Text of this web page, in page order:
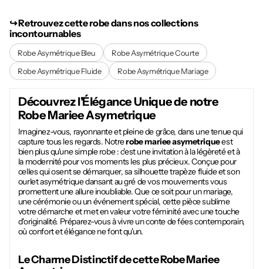
↪︎ Retrouvez cette robe dans nos collections
incontournables
Robe Asymétrique Bleu
Robe Asymétrique Courte
Robe Asymétrique Fluide
Robe Asymétrique Mariage
Découvrez l'Élégance Unique de notre
Robe Mariee Asymetrique
Imaginez-vous, rayonnante et pleine de grâce, dans une tenue qui
capture tous les regards. Notrerobe mariee asymetriqueest
bien plus qu'une simple robe : c'est une invitation à la légèreté et à
la modernité pour vos moments les plus précieux. Conçue pour
celles qui osent se démarquer, sa silhouette trapèze fluide et son
ourlet asymétrique dansant au gré de vos mouvements vous
promettent une allure inoubliable. Que ce soit pour un mariage,
une cérémonie ou un événement spécial, cette pièce sublime
votre démarche et met en valeur votre féminité avec une touche
d'originalité. Préparez-vous à vivre un conte de fées contemporain,
où confort et élégance ne font qu'un.
Le Charme Distinctif de cetteRobe Mariee